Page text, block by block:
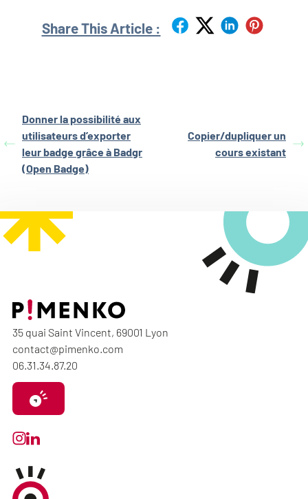
Share This Article :
Donner la possibilité aux
utilisateurs d’exporter
leur badge grâce à Badgr
(Open Badge)
Copier/dupliquer un
cours existant
35 quai Saint Vincent, 69001 Lyon
contact@pimenko.com
06.31.34.87.20